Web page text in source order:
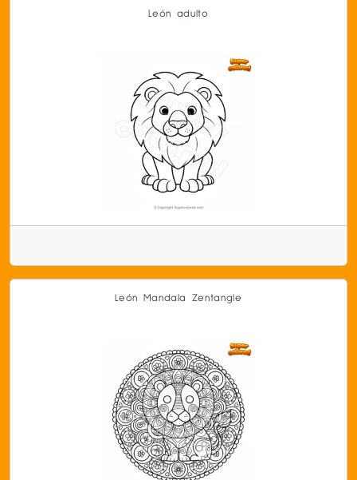
León adulto
León Mandala Zentangle